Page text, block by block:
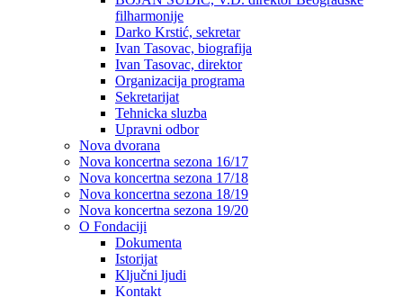
filharmonije
Darko Krstić, sekretar
Ivan Tasovac, biografija
Ivan Tasovac, direktor
Organizacija programa
Sekretarijat
Tehnicka sluzba
Upravni odbor
Nova dvorana
Nova koncertna sezona 16/17
Nova koncertna sezona 17/18
Nova koncertna sezona 18/19
Nova koncertna sezona 19/20
O Fondaciji
Dokumenta
Istorijat
Ključni ljudi
Kontakt